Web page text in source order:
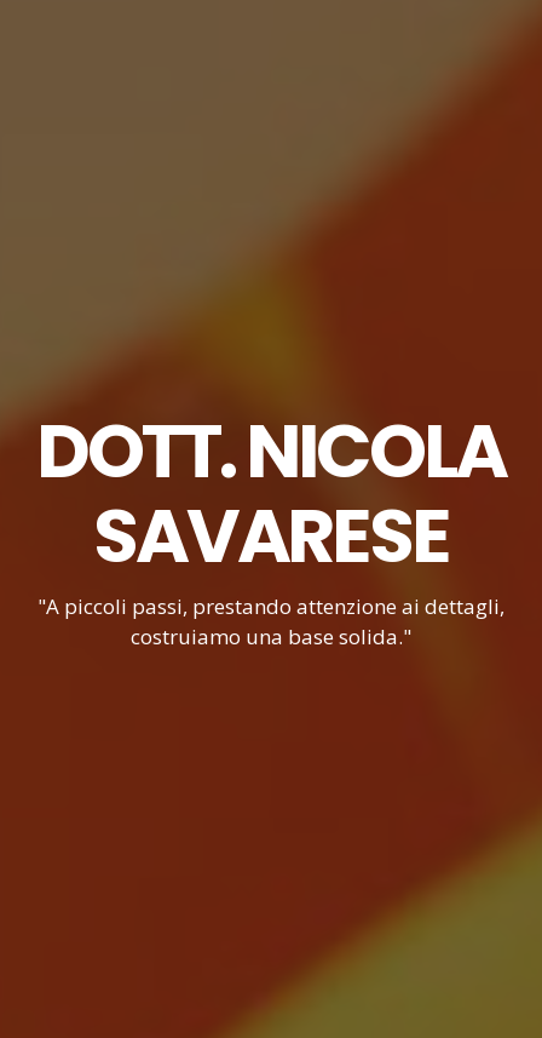
DOTT. NICOLA
SAVARESE
"A piccoli passi, prestando attenzione ai dettagli,
costruiamo una base solida."